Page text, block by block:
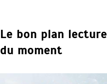
Le bon plan lecture
du moment